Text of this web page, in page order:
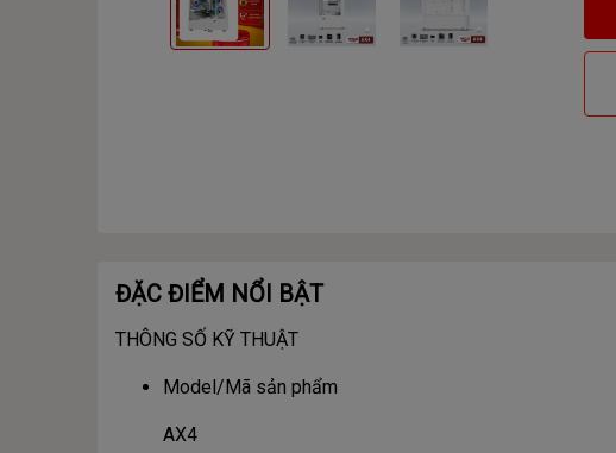
ĐẶC ĐIỂM NỔI BẬT
THÔNG SỐ KỸ THUẬT
Model/Mã sản phẩm
AX4